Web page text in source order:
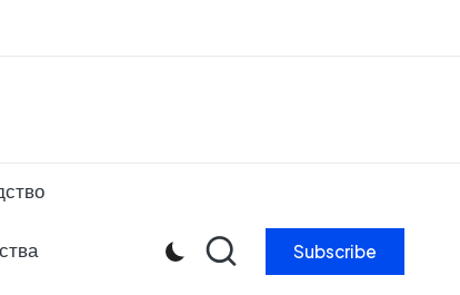
Subscribe